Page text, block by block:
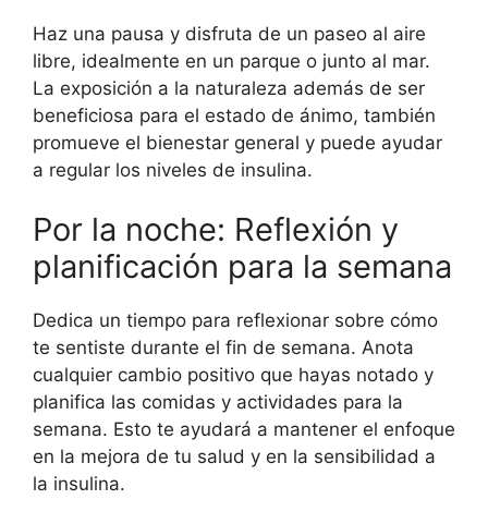
Haz una pausa y disfruta de un paseo al aire
libre, idealmente en un parque o junto al mar.
La exposición a la naturaleza además de ser
beneficiosa para el estado de ánimo, también
promueve el bienestar general y puede ayudar
a regular los niveles de insulina.
Por la noche: Reflexión y
planificación para la semana
Dedica un tiempo para reflexionar sobre cómo
te sentiste durante el fin de semana. Anota
cualquier cambio positivo que hayas notado y
planifica las comidas y actividades para la
semana. Esto te ayudará a mantener el enfoque
en la mejora de tu salud y en la sensibilidad a
la insulina.